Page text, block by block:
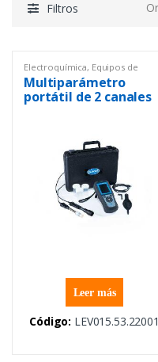
Filtros
Electroquímica, Equipos de
Laboratorio Multiparámetro
Portátil
Multiparámetro
portátil de 2 canales
cables de 1 m
Leer más
Código: LEV015.53.22001